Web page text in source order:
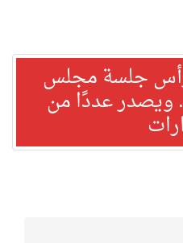
جلسة مجلس
ويصدر عددًا من